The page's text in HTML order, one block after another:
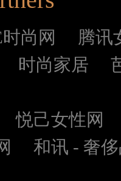
尚网
腾讯
时尚家居
悦己女性网
和讯 - 奢